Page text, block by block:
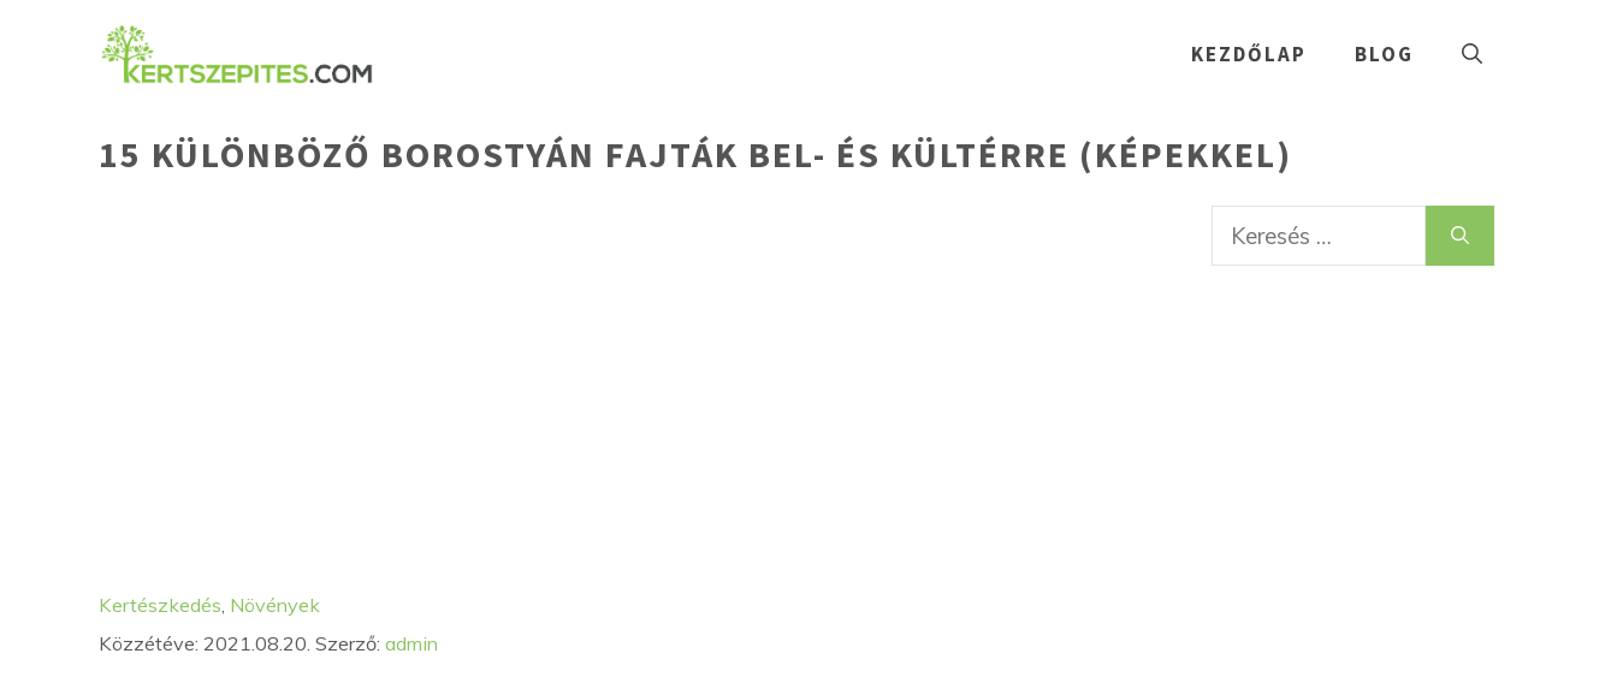
KEZDŐLAP BLOG
15 KÜLÖNBÖZŐ BOROSTYÁN FAJTÁK BEL- ÉS KÜLTÉRRE (KÉPEKKEL)
Kategória
Kertészkedés, NövényekCímkék
Közzétéve: 2021.08.20. Szerző: admin